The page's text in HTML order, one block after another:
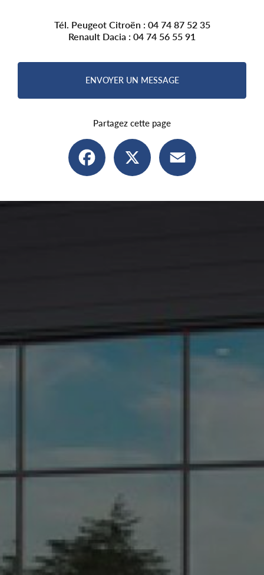
Tél. Peugeot Citroën : 04 74 87 52 35
Renault Dacia : 04 74 56 55 91
ENVOYER UN MESSAGE
Partagez cette page
Facebook